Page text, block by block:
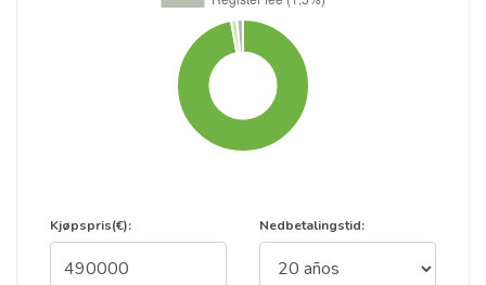
Kjøpspris(€): Nedbetalingstid: